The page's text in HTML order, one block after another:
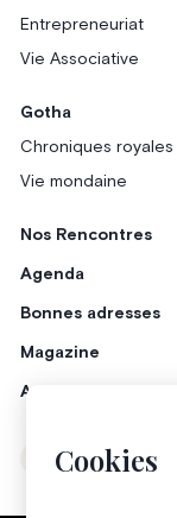
Cookies
Entrepreneuriat
Vie Associative
Gotha
Chroniques royales
Vie mondaine
Nos Rencontres
Agenda
Bonnes adresses
Magazine
Annonceurs
Instagram